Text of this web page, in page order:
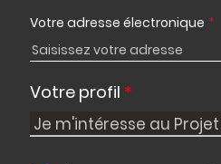
Votre adresse électronique *
Votre profil *